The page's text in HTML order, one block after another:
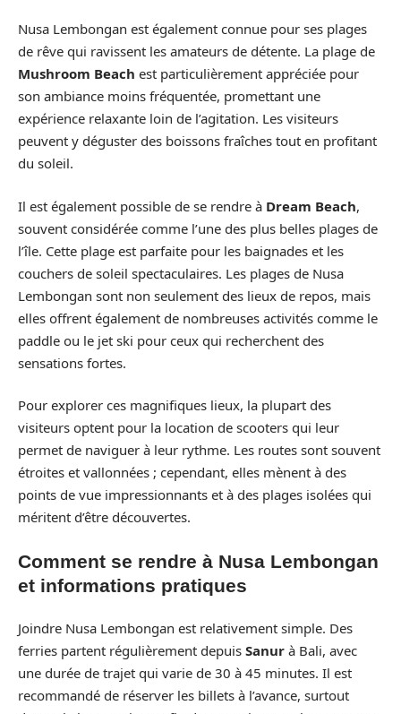
Nusa Lembongan est également connue pour ses plages
de rêve qui ravissent les amateurs de détente. La plage de
Mushroom Beach est particulièrement appréciée pour
son ambiance moins fréquentée, promettant une
expérience relaxante loin de l’agitation. Les visiteurs
peuvent y déguster des boissons fraîches tout en profitant
du soleil.
Il est également possible de se rendre à Dream Beach,
souvent considérée comme l’une des plus belles plages de
l’île. Cette plage est parfaite pour les baignades et les
couchers de soleil spectaculaires. Les plages de Nusa
Lembongan sont non seulement des lieux de repos, mais
elles offrent également de nombreuses activités comme le
paddle ou le jet ski pour ceux qui recherchent des
sensations fortes.
Pour explorer ces magnifiques lieux, la plupart des
visiteurs optent pour la location de scooters qui leur
permet de naviguer à leur rythme. Les routes sont souvent
étroites et vallonnées ; cependant, elles mènent à des
points de vue impressionnants et à des plages isolées qui
méritent d’être découvertes.
Comment se rendre à Nusa Lembongan
et informations pratiques
Joindre Nusa Lembongan est relativement simple. Des
ferries partent régulièrement depuis Sanur à Bali, avec
une durée de trajet qui varie de 30 à 45 minutes. Il est
recommandé de réserver les billets à l’avance, surtout